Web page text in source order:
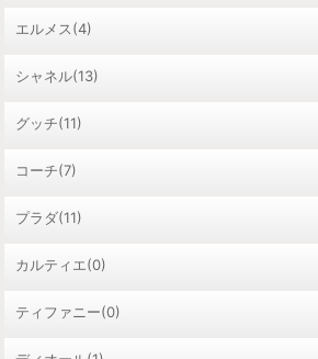
エルメス(4)
シャネル(13)
グッチ(11)
コーチ(7)
プラダ(11)
カルティエ(0)
ティファニー(0)